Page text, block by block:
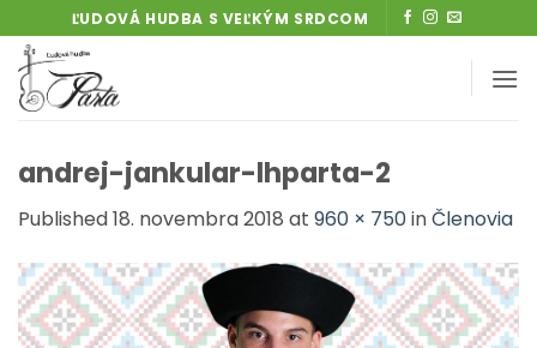
to
content
ĽUDOVÁ HUDBA S VEĽKÝM SRDCOM
andrej-jankular-lhparta-2
Published18. novembra 2018 at 960 × 750inČlenovia